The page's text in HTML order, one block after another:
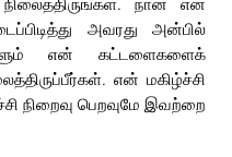
அவரது அன்பில்
என் கட்டளைகளைக்
என் மகிழ்ச்சி
நிறைவு பெறவுமே இவற்றை